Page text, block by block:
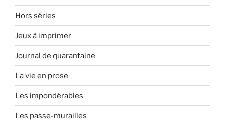
Hors séries
Jeux à imprimer
Journal de quarantaine
La vie en prose
Les impondérables
Les passe-murailles